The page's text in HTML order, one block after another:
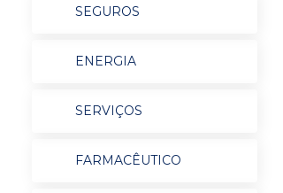
SEGUROS
ENERGIA
SERVIÇOS
FARMACÊUTICO